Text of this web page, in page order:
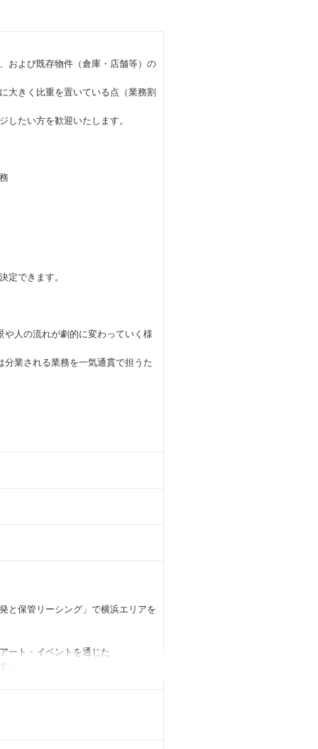
および既存物件（倉庫・店舗等）の
大きく比重を置いている点（業務割
したい方を歓迎いたします。
定できます。
や人の流れが劇的に変わっていく様
分業される業務を一気通貫で担うた
と保管リーシング」で横浜エリアを
ート・イベントを通じた
。
、